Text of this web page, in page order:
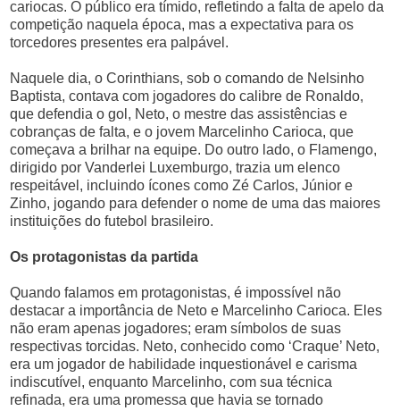
cariocas. O público era tímido, refletindo a falta de apelo da
competição naquela época, mas a expectativa para os
torcedores presentes era palpável.
Naquele dia, o Corinthians, sob o comando de Nelsinho
Baptista, contava com jogadores do calibre de Ronaldo,
que defendia o gol, Neto, o mestre das assistências e
cobranças de falta, e o jovem Marcelinho Carioca, que
começava a brilhar na equipe. Do outro lado, o Flamengo,
dirigido por Vanderlei Luxemburgo, trazia um elenco
respeitável, incluindo ícones como Zé Carlos, Júnior e
Zinho, jogando para defender o nome de uma das maiores
instituições do futebol brasileiro.
Os protagonistas da partida
Quando falamos em protagonistas, é impossível não
destacar a importância de Neto e Marcelinho Carioca. Eles
não eram apenas jogadores; eram símbolos de suas
respectivas torcidas. Neto, conhecido como ‘Craque’ Neto,
era um jogador de habilidade inquestionável e carisma
indiscutível, enquanto Marcelinho, com sua técnica
refinada, era uma promessa que havia se tornado